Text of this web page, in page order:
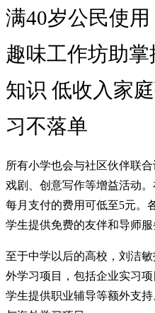
满40岁公民使用
趣味工作坊助掌
知识 低收入家
习不落单
所有小学也会与社区伙伴联
戏剧、创意写作等增益活动
每月支付的费用可低至5元。
学生提供免费的友伴和导师服
至于中学以后的高校，刘洁
外学习项目，包括企业实习
学生提供职业辅导等额外支